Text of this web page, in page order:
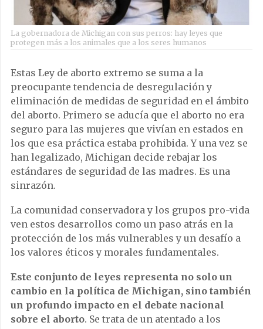
La gobernadora de Michigan con sus perros: hay leyes que
protegen más a los animales que a los seres humanos
Estas Ley de aborto extremo se suma a la
preocupante tendencia de desregulación y
eliminación de medidas de seguridad en el ámbito
del aborto. Primero se aducía que el aborto no era
seguro para las mujeres que vivían en estados en
los que esa práctica estaba prohibida. Y una vez se
han legalizado, Michigan decide rebajar los
estándares de seguridad de las madres. Es una
sinrazón.
La comunidad conservadora y los grupos pro-vida
ven estos desarrollos como un paso atrás en la
protección de los más vulnerables y un desafío a
los valores éticos y morales fundamentales.
Este conjunto de leyes representa no solo un
cambio en la política de Michigan, sino también
un profundo impacto en el debate nacional
sobre el aborto. Se trata de un atentado a los